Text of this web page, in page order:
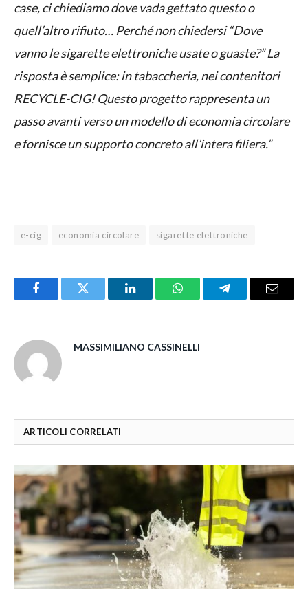
case, ci chiediamo dove vada gettato questo o
quell’altro rifiuto… Perché non chiedersi “Dove
vanno le sigarette elettroniche usate o guaste?” La
risposta è semplice: in tabaccheria, nei contenitori
RECYCLE-CIG! Questo progetto rappresenta un
passo avanti verso un modello di economia circolare
e fornisce un supporto concreto all’intera filiera.”
e-cig economia circolare sigarette elettroniche
FacebookTwitter LinkedInWhatsAppTelegramEmail
MASSIMILIANO CASSINELLI
ARTICOLI CORRELATI